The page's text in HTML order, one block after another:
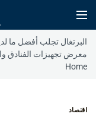
البرتغال تجلب أفضل ما
معرض تجهيزات الفنادق والضيافة 2024
Home
اقتصاد